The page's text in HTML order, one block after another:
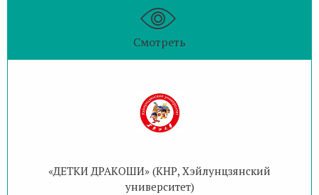
Смотреть
«ДЕТКИ ДРАКОШИ» (КНР, Хэйлунцзянский
университет)